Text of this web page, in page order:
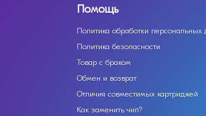
Помощь
Политика обработки персональных
Политика безопасности
Товар с браком
Обмен и возврат
Отличия совместимых картриджей
Как заменить чип?